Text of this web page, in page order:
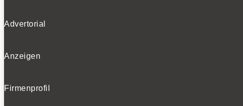
Advertorial
Anzeigen
Firmenprofil